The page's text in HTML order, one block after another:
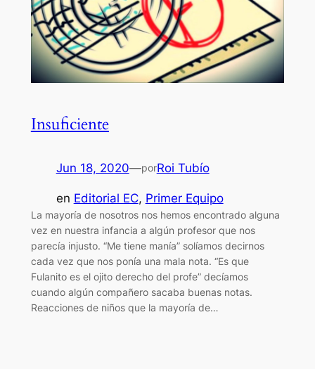
Insuficiente
Jun 18, 2020—porRoi Tubío
en Editorial EC, Primer Equipo
La mayoría de nosotros nos hemos encontrado alguna
vez en nuestra infancia a algún profesor que nos
parecía injusto. “Me tiene manía” solíamos decirnos
cada vez que nos ponía una mala nota. “Es que
Fulanito es el ojito derecho del profe” decíamos
cuando algún compañero sacaba buenas notas.
Reacciones de niños que la mayoría de…